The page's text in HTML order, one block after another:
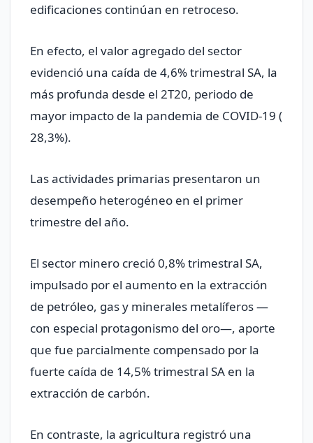
edificaciones continúan en retroceso.
En efecto, el valor agregado del sector
evidenció una caída de 4,6% trimestral SA, la
más profunda desde el 2T20, periodo de
mayor impacto de la pandemia de COVID-19 (
28,3%).
Las actividades primarias presentaron un
desempeño heterogéneo en el primer
trimestre del año.
El sector minero creció 0,8% trimestral SA,
impulsado por el aumento en la extracción
de petróleo, gas y minerales metalíferos —
con especial protagonismo del oro—, aporte
que fue parcialmente compensado por la
fuerte caída de 14,5% trimestral SA en la
extracción de carbón.
En contraste, la agricultura registró una